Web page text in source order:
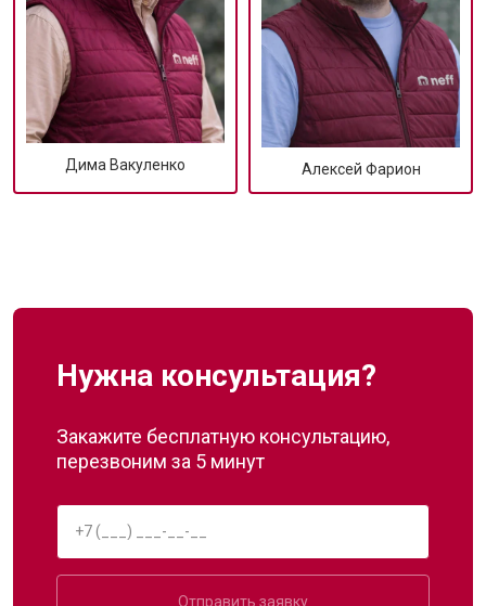
Дима Вакуленко Алексей Фарион
Нужна консультация?
Закажите бесплатную консультацию,
перезвоним за 5 минут
Отправить заявку